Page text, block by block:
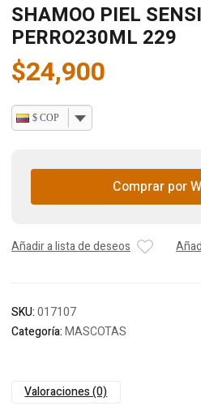
SHAMOO PIEL
PERRO230ML 229
$24,900
$ COP
Comprar por
Añadir a lista de deseos
SKU:017107
Categoría:MASCOTAS
Valoraciones (0)